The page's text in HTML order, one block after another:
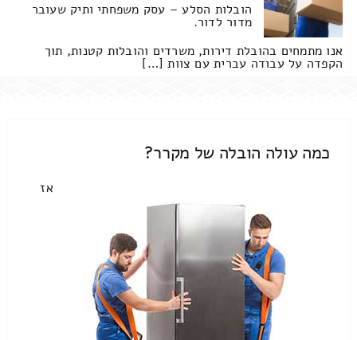
הובלות הסלע – עסק משפחתי ותיק שעובר
מדור לדור.
אנו מתמחים בהובלת דירות, משרדים והובלות קטנות, תוך
הקפדה על עבודה עברית עם צוות […]
כמה עולה הובלה של מקרר?
אז